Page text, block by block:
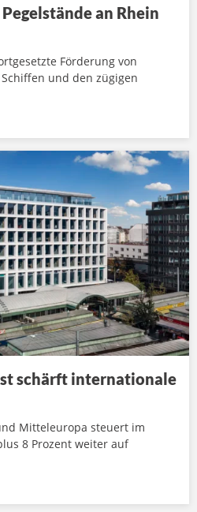
an Rhein
Förderung von
und den zügigen
schärft internationale
Mitteleuropa steuert im
8 Prozent weiter auf